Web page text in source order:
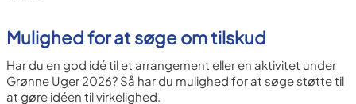
Mulighed for at søge om tilskud
Har du en god idé til et arrangement eller en aktivitet under
Grønne Uger 2026? Så har du mulighed for at søge støtte til
at gøre idéen til virkelighed.